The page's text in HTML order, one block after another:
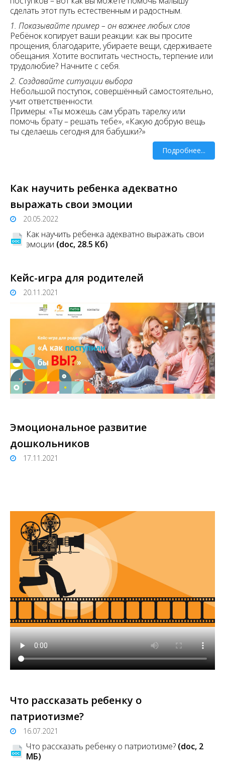
сделать этот путь естественным и радостным.
1. Показывайте пример – он важнее любых слов
Ребёнок копирует ваши реакции: как вы просите
прощения, благодарите, убираете вещи, сдерживаете
обещания. Хотите воспитать честность, терпение или
трудолюбие? Начните с себя.
2. Создавайте ситуации выбора
Небольшой поступок, совершённый самостоятельно,
учит ответственности.
Примеры: «Ты можешь сам убрать тарелку или
помочь брату – решать тебе», «Какую добрую вещь
ты сделаешь сегодня для бабушки?»
Подробнее...
Как научить ребенка адекватно
выражать свои эмоции
20.05.2022
Как научить ребенка адекватно выражать свои
эмоции (doc, 28.5 Кб)
Кейс-игра для родителей
20.11.2021
Эмоциональное развитие
дошкольников
17.11.2021
Что рассказать ребенку о
патриотизме?
16.07.2021
Что рассказать ребенку о патриотизме? (doc, 2
MБ)